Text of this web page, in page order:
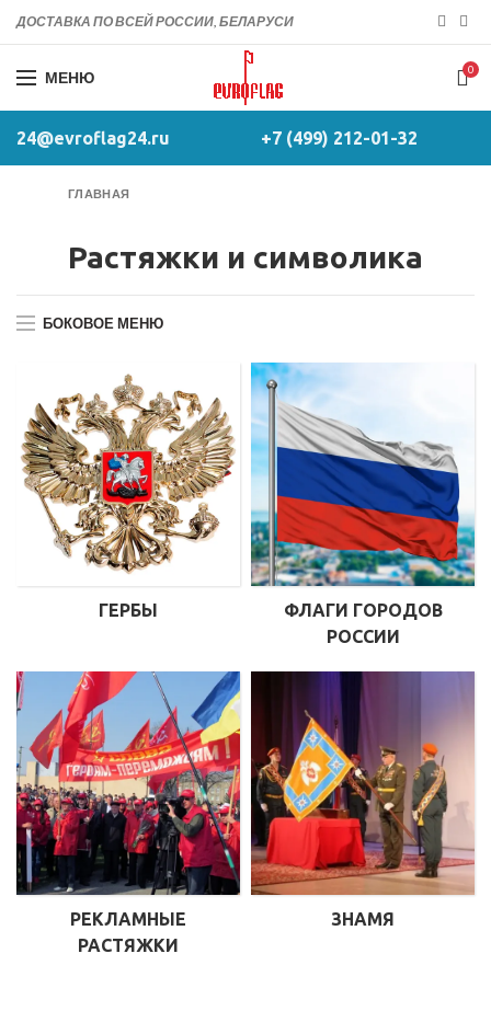
ДОСТАВКА ПО ВСЕЙ РОССИИ, БЕЛАРУСИ
МЕНЮ 0
24@evroflag24.ru +7 (499) 212-01-32
ГЛАВНАЯ
Растяжки и символика
БОКОВОЕ МЕНЮ
ГЕРБЫ
ФЛАГИ ГОРОДОВ
РОССИИ
РЕКЛАМНЫЕ
РАСТЯЖКИ
ЗНАМЯ